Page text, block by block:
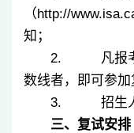
（http://
知；
2.
凡报
数线者，即可参加
3.
招生
三、复试安排